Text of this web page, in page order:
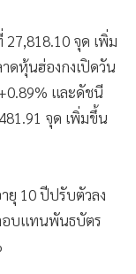
จุด เพิ่ม
ดหุ้นฮ่องกงเปิดวัน
และดัชนี
จุด เพิ่มขึ้น
ยุ 10 ปีปรับตัวลง
อบแทนพันธบัตร